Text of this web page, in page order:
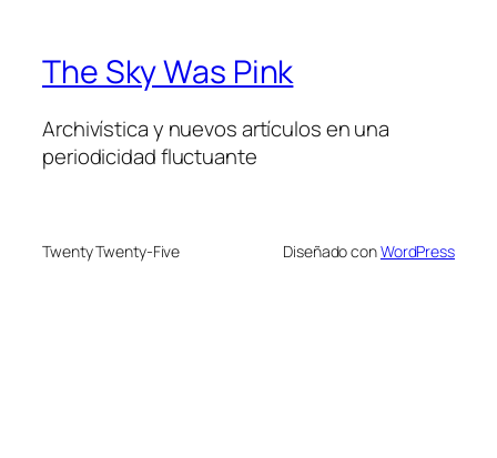
The Sky Was Pink
Archivística y nuevos artículos en una
periodicidad fluctuante
Twenty Twenty-Five Diseñado conWordPress